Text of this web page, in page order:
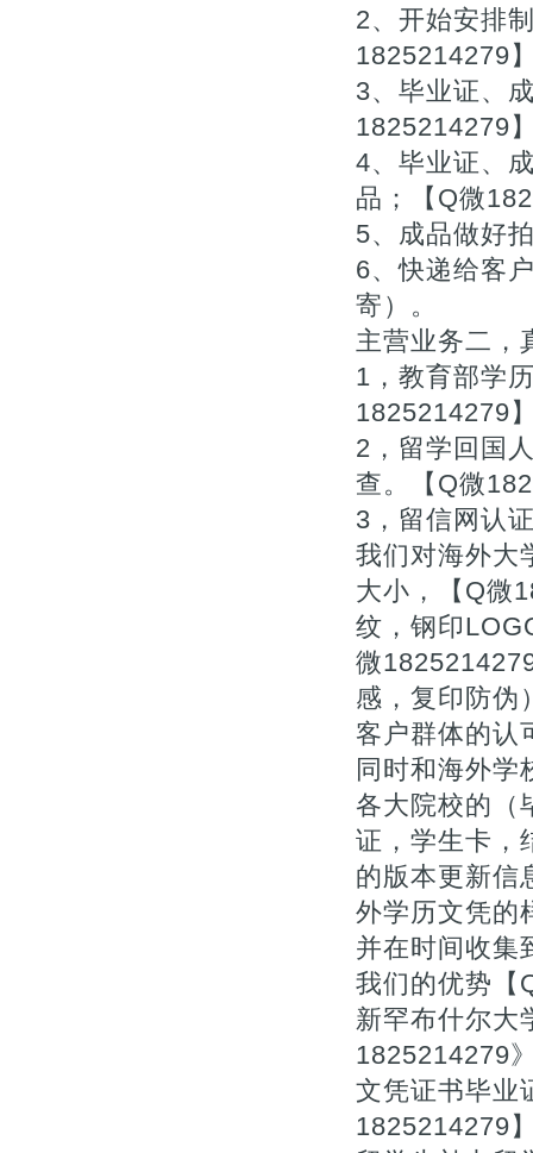
2、开始安排
1825214279
3、毕业证、
1825214279
4、毕业证、
品；【Q微
5、成品做好
6、快递给客
寄）。
主营业务二，
1，教育部学
1825214279
2，留学回国
查。【Q微
3，留信网认
我们对海外大
大小，【Q微
纹，钢印
微
感，复印防伪
客户群体的认
同时和海外学
各大院校的（
证，学生卡，
的版本更新信
外学历文凭的
并在时间收集
我们的优势【
新罕布什尔大
1825214279
文凭证书毕业
1825214279